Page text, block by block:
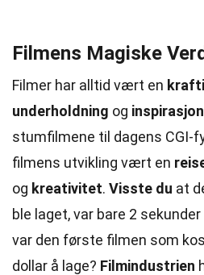
Filmens Magiske
Filmer har alltid vært en
underholdning og inspirasjon
stumfilmene til dagens CGI-
filmens utvikling vært en
og kreativitet. Visste du at
ble laget, var bare 2
var den første filmen som
dollar å lage? Filmindustrien